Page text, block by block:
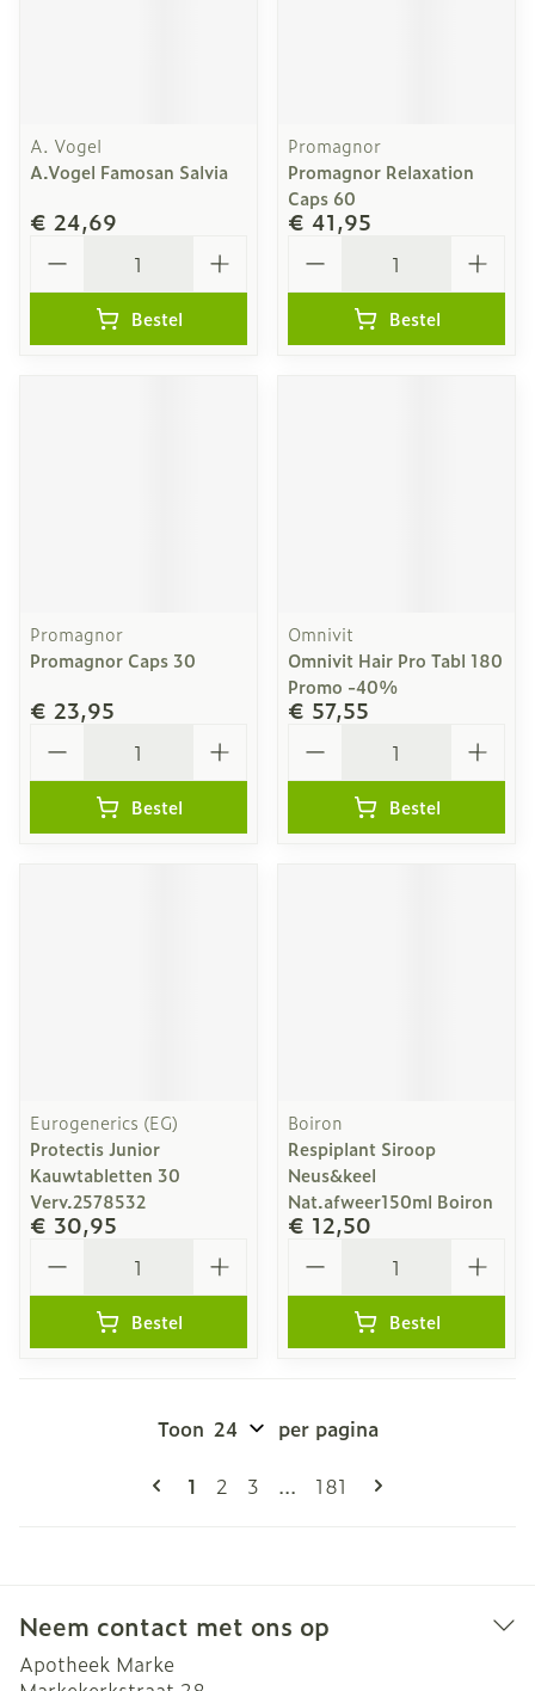
A. Vogel
A.Vogel Famosan Salvia
€ 24,69
Bestel
Promagnor
Promagnor Relaxation
Caps 60
€ 41,95
Bestel
Promagnor
Promagnor Caps 30
€ 23,95
Bestel
Omnivit
Omnivit Hair Pro Tabl 180
Promo -40%
€ 57,55
Bestel
Eurogenerics (EG)
Protectis Junior
Kauwtabletten 30
Verv.2578532
€ 30,95
Bestel
Boiron
Respiplant Siroop
Neus&keel
Nat.afweer150ml Boiron
€ 12,50
Bestel
Pagina's
U lees momenteel pagina
1 Pagina
2 Pagina
3 ... Pagina
181
Toon per pagina
Neem contact met ons op
Apotheek Marke